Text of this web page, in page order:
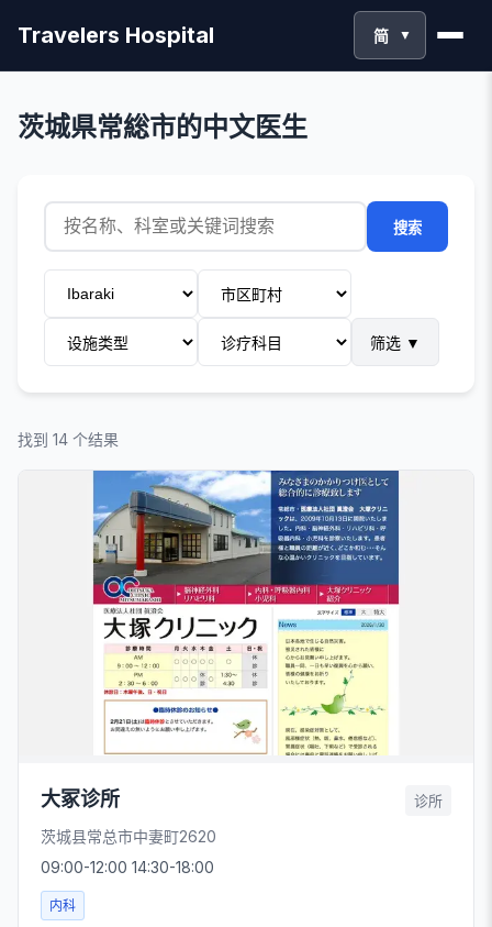
Travelers Hospital 简 ▼
茨城県常総市的中文医生
搜索
筛选 ▼
找到 14 个结果
大冢诊所 诊所
茨城县常总市中妻町2620
09:00-12:00 14:30-18:00
内科